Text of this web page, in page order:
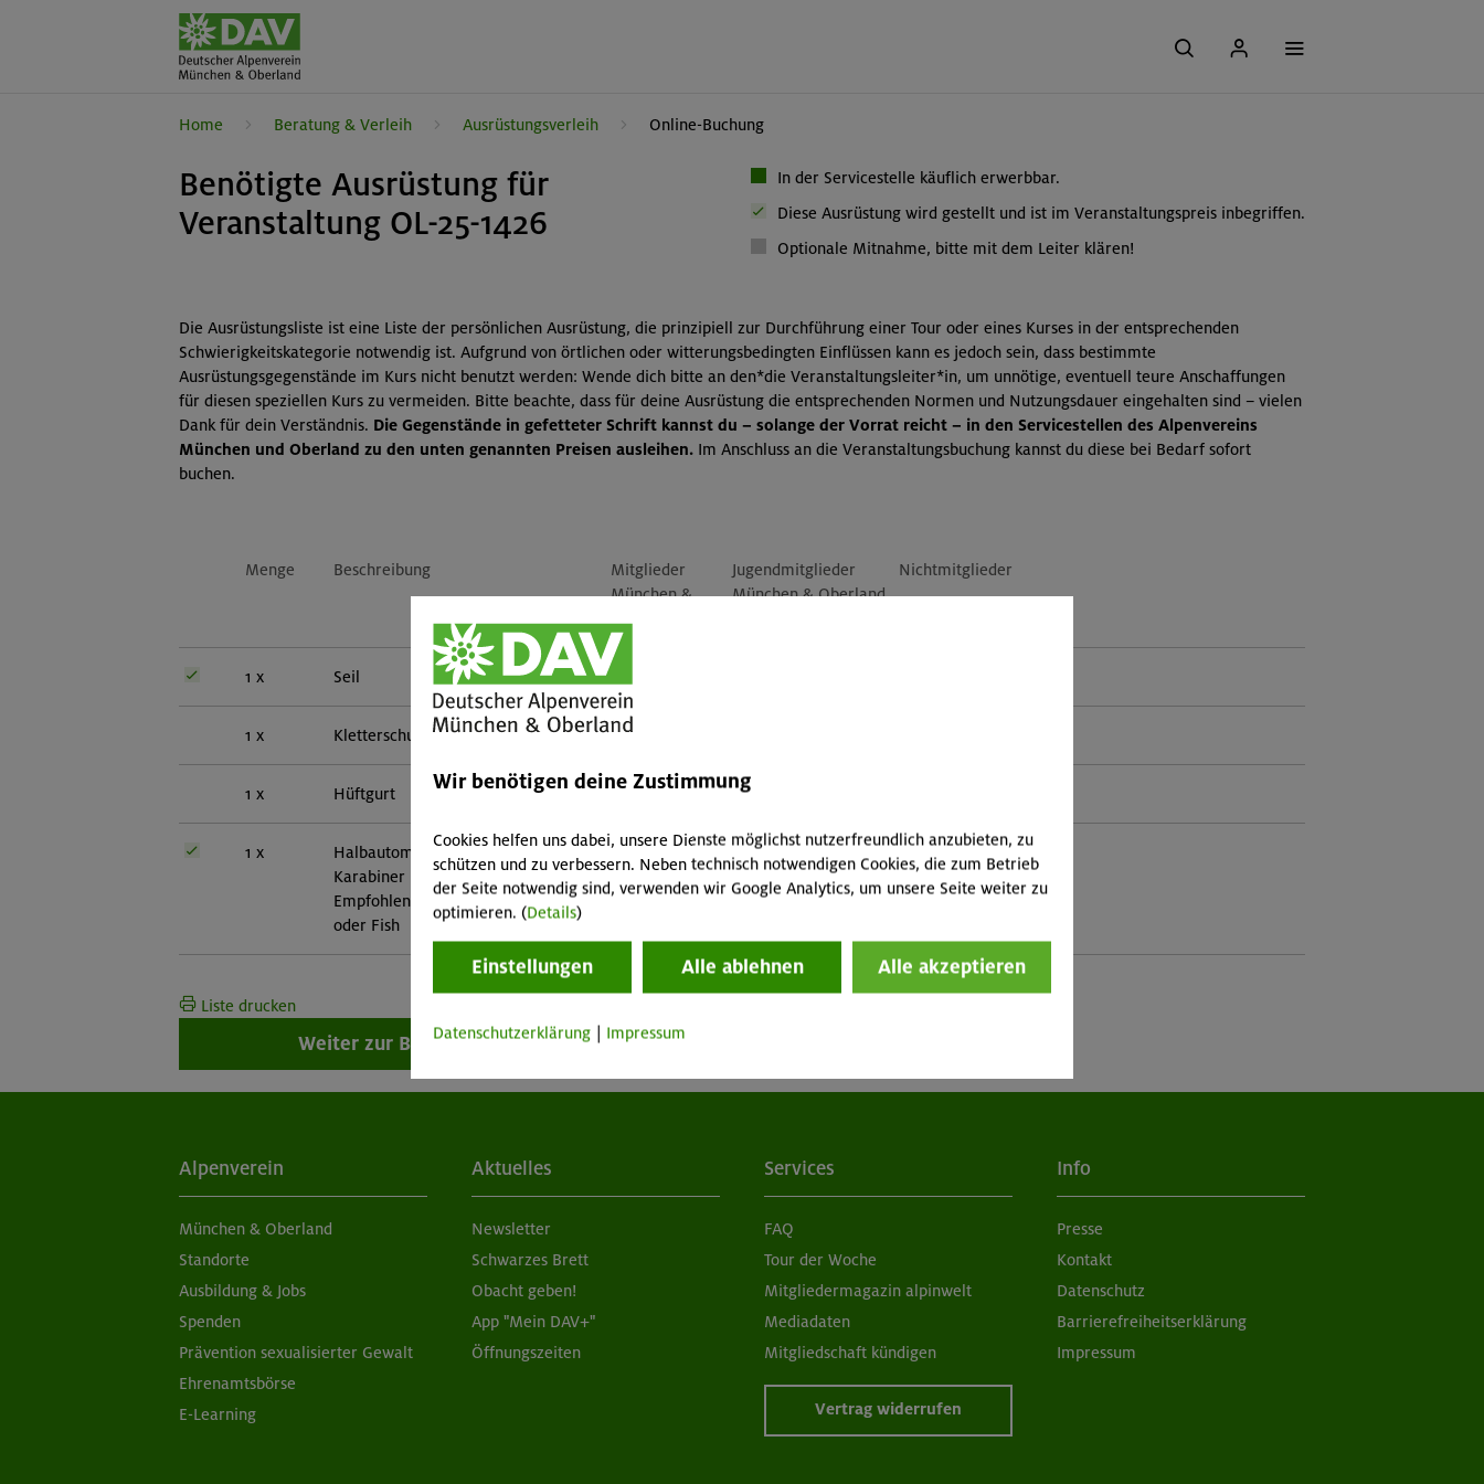
Home Beratung & Verleih Ausrüstungsverleih Online-Buchung
Benötigte Ausrüstung für
Veranstaltung OL-25-1426
In der Servicestelle käuflich erwerbbar.
Diese Ausrüstung wird gestellt und ist im Veranstaltungspreis inbegriffen.
Optionale Mitnahme, bitte mit dem Leiter klären!
Die Ausrüstungsliste ist eine Liste der persönlichen Ausrüstung, die prinzipiell zur Durchführung einer Tour oder eines Kurses in der entsprechenden
Schwierigkeitskategorie notwendig ist. Aufgrund von örtlichen oder witterungsbedingten Einflüssen kann es jedoch sein, dass bestimmte
Ausrüstungsgegenstände im Kurs nicht benutzt werden: Wende dich bitte an den*die Veranstaltungsleiter*in, um unnötige, eventuell teure Anschaffungen
für diesen speziellen Kurs zu vermeiden. Bitte beachte, dass für deine Ausrüstung die entsprechenden Normen und Nutzungsdauer eingehalten sind – vielen
Dank für dein Verständnis. Die Gegenstände in gefetteter Schrift kannst du – solange der Vorrat reicht – in den Servicestellen des Alpenvereins
München und Oberland zu den unten genannten Preisen ausleihen. Im Anschluss an die Veranstaltungsbuchung kannst du diese bei Bedarf sofort
buchen.
Menge Beschreibung
Mitglieder
München &
Oberland
Jugendmitglieder
München & Oberland
Nichtmitglieder
1 x Seil
1 x Kletterschuhe -
1 x Hüftgurt - -
1 x
Halbautomat mit zugehörigen
Karabiner
Empfohlen: Ergo Belay, Smart 2.0
oder Fish
- - -
Liste drucken
Weiter zur Buchung
Alpenverein
München & Oberland
Standorte
Ausbildung & Jobs
Spenden
Prävention sexualisierter Gewalt
Ehrenamtsbörse
E-Learning
Aktuelles
Newsletter
Schwarzes Brett
Obacht geben!
App "Mein DAV+"
Öffnungszeiten
Services
FAQ
Tour der Woche
Mitgliedermagazin alpinwelt
Mediadaten
Mitgliedschaft kündigen
Vertrag widerrufen
Info
Presse
Kontakt
Datenschutz
Barrierefreiheitserklärung
Impressum
Wir benötigen deine Zustimmung
Cookies helfen uns dabei, unsere Dienste möglichst nutzerfreundlich anzubieten, zu
schützen und zu verbessern. Neben technisch notwendigen Cookies, die zum Betrieb
der Seite notwendig sind, verwenden wir Google Analytics, um unsere Seite weiter zu
optimieren. (Details)
Einstellungen Alle ablehnen Alle akzeptieren
Datenschutzerklärung Impressum